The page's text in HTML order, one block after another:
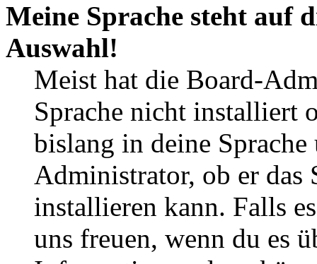
Meine Sprache steht auf
Auswahl!
Meist hat die Board-
Sprache nicht installiert
bislang in deine
Administrator, ob er das
installieren kann. Falls
uns freuen, wenn du es